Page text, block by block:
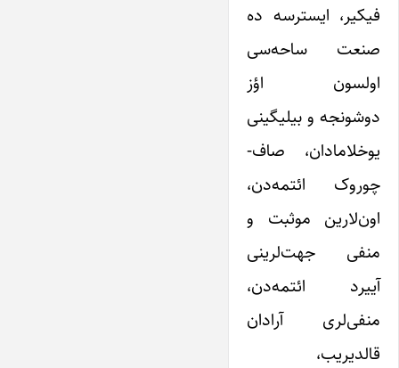
فیکیر، ایسترسه ده
صنعت ساحه‌‌سی
اولسون اؤز
دوشونجه و بیلیگینی
یوخلامادان، صاف-
چوروک ائتمه‌دن،
اون‌لارین موثبت و
منفی جهت‌لرینی
آییرد ائتمه‌دن،
منفی‌لری آرادان
قالدیریب،